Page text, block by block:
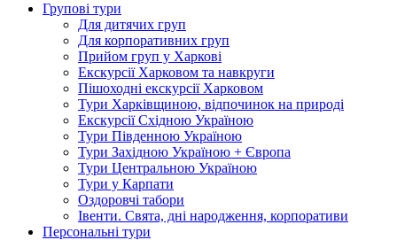
Групові тури
Для дитячих груп
Для корпоративних груп
Прийом груп у Харкові
Екскурсії Харковом та навкруги
Пішоходні екскурсії Харковом
Тури Харківщиною, відпочинок на природі
Екскурсії Східною Україною
Тури Південною Україною
Тури Західною Україною + Європа
Тури Центральною Україною
Тури у Карпати
Оздоровчі табори
Івенти. Свята, дні народження, корпоративи
Персональні тури